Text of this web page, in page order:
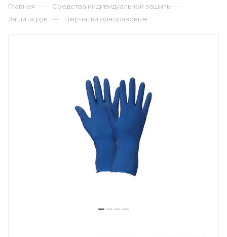
Главная — Средства индивидуальной защиты —
Защита рук — Перчатки одноразовые